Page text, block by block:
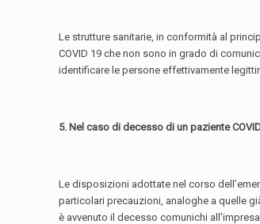
Le strutture sanitarie, in conformità al
COVID 19 che non sono in grado di
identificare le persone effettivamente
5. Nel caso di decesso di un paziente
Le disposizioni adottate nel corso
particolari precauzioni, analoghe a quelle
è avvenuto il decesso comunichi